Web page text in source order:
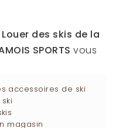
Louer des skis de la
SPORTS vous
accessoires de ski
magasin